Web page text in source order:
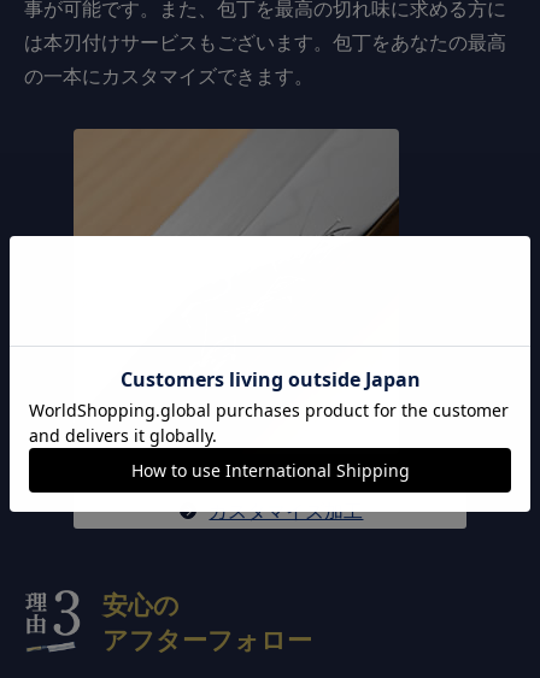
事が可能です。また、包丁を最高の切れ味に求める方に
は本刃付けサービスもございます。包丁をあなたの最高
の一本にカスタマイズできます。
カスタマイズ加工
安心の
アフターフォロー